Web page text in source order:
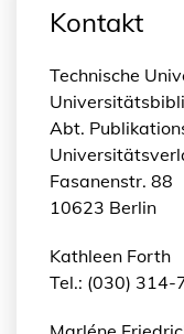
Kontakt
Technische
Abt.
Fasanenstr. 88
10623 Berlin
Kathleen Forth
Tel.: (030) 314-